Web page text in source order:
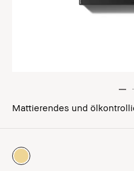
Mattierendes und